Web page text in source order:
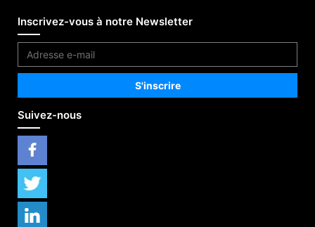
Inscrivez-vous à notre Newsletter
Suivez-nous